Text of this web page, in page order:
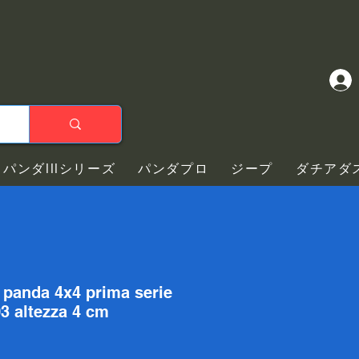
パンダIIIシリーズ パンダプロ ジープ ダチアダ
4x4 prima serie
altezza 4 cm